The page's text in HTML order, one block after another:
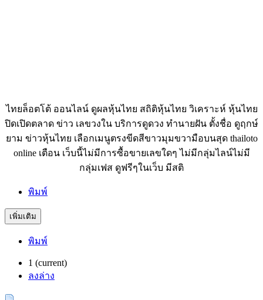
ไทยล็อตโต้ ออนไลน์ ดูผลหุ้นไทย สถิติหุ้นไทย วิเคราะห์ หุ้นไทย
ปิดเปิดตลาด ข่าว เลขวงใน บริการดูดวง ทำนายฝัน ตั้งชื่อ ดูฤกษ์
ยาม ข่าวหุ้นไทย เลือกเมนูตรงขีดสีขาวมุมขวามือบนสุด thailoto
online เตือน เว็บนี้ไม่มีการซื้อขายเลขใดๆ ไม่มีกลุ่มไลน์ไม่มี
กลุ่มเฟส ดูฟรีๆในเว็บ มีสติ
พิมพ์
เพิ่มเติม
พิมพ์
1 (current)
ลงล่าง